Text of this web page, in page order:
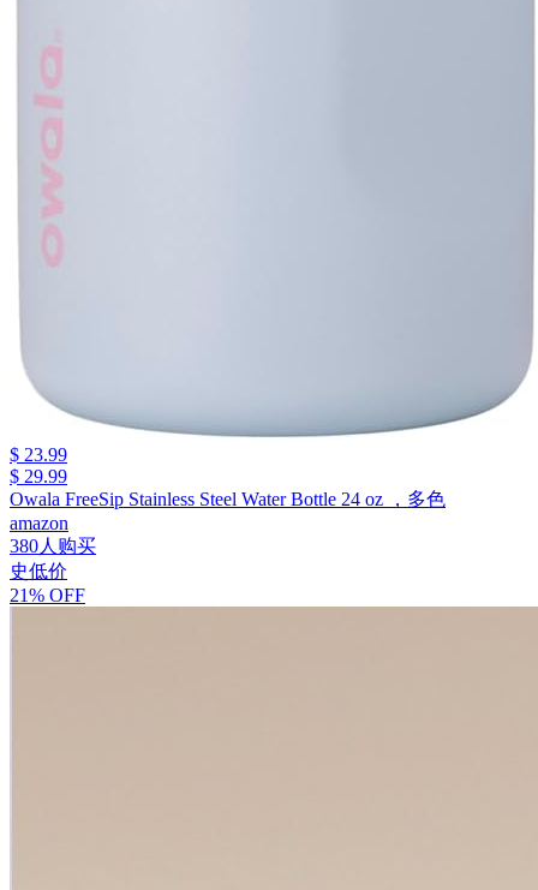
$ 23.99
$ 29.99
Owala FreeSip Stainless Steel Water Bottle 24 oz ，多色
amazon
380人购买
史低价
21% OFF